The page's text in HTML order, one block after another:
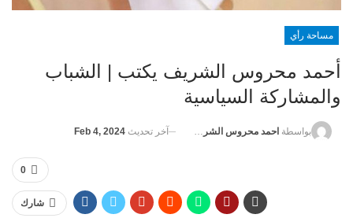
مساحة رأي
أحمد محروس الشريف يكتب | الشباب
والمشاركة السياسية
بواسطة احمد محروس الشريف آخر تحديث Feb 4, 2024
0
شارك